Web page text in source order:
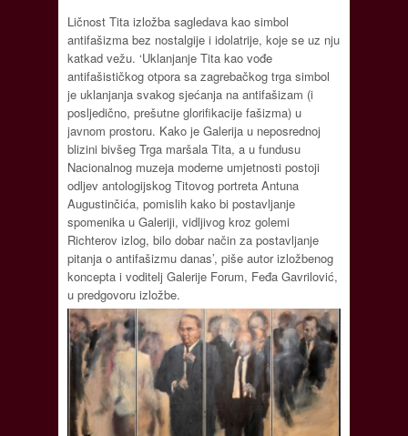
Ličnost Tita izložba sagledava kao simbol
antifašizma bez nostalgije i idolatrije, koje se uz nju
katkad vežu. ‘Uklanjanje Tita kao vođe
antifašističkog otpora sa zagrebačkog trga simbol
je uklanjanja svakog sjećanja na antifašizam (i
posljedično, prešutne glorifikacije fašizma) u
javnom prostoru. Kako je Galerija u neposrednoj
blizini bivšeg Trga maršala Tita, a u fundusu
Nacionalnog muzeja moderne umjetnosti postoji
odljev antologijskog Titovog portreta Antuna
Augustinčića, pomislih kako bi postavljanje
spomenika u Galeriji, vidljivog kroz golemi
Richterov izlog, bilo dobar način za postavljanje
pitanja o antifašizmu danas’, piše autor izložbenog
koncepta i voditelj Galerije Forum, Feđa Gavrilović,
u predgovoru izložbe.